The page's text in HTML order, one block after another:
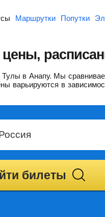
Маршрутки Попутки
в Анапу. Мы
варьируются в
билеты